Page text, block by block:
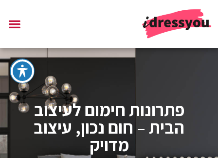
פתרונות חימום לעיצוב
הבית – חום נכון, עיצוב
מדויק